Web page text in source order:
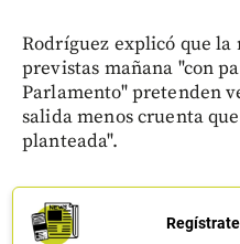
Rodríguez explicó que la
previstas mañana "con
Parlamento" pretenden
salida menos cruenta
planteada".